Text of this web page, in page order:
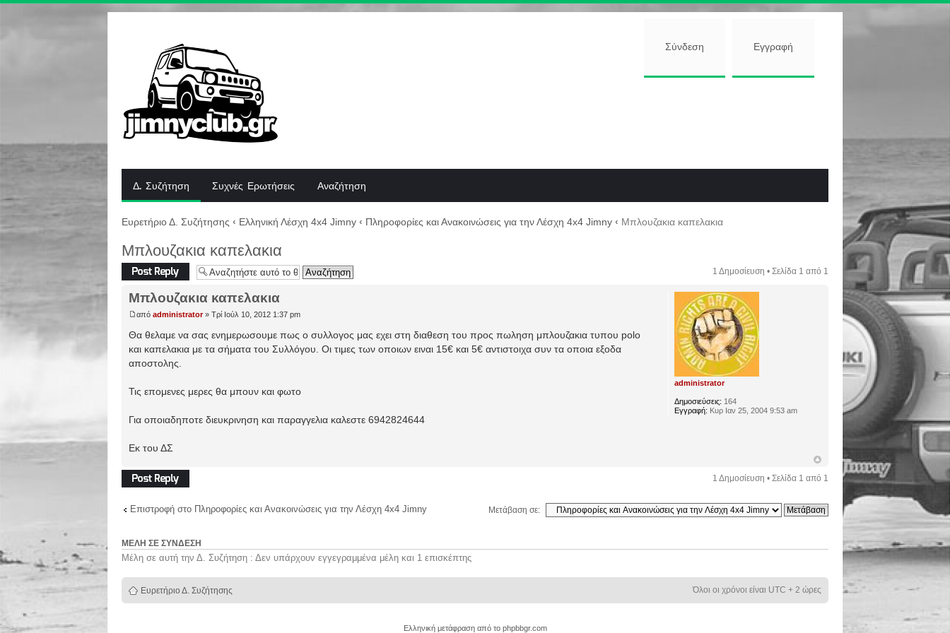
Σύνδεση Εγγραφή
Δ. Συζήτηση Συχνές Ερωτήσεις Αναζήτηση
Ευρετήριο Δ. Συζήτησης ‹ Ελληνική Λέσχη 4x4 Jimny ‹ Πληροφορίες και Ανακοινώσεις για την Λέσχη 4x4 Jimny ‹ Μπλουζακια καπελακια
Μπλουζακια καπελακια
Δημιουργία
απάντησης
1 Δημοσίευση • Σελίδα 1 από 1
Μπλουζακια καπελακια
από administrator» Τρί Ιούλ 10, 2012 1:37 pm
Θα θελαμε να σας ενημερωσουμε πως ο συλλογος μας εχει στη διαθεση του προς πωληση μπλουζακια τυπου polo
και καπελακια με τα σήματα του Συλλόγου. Οι τιμες των οποιων ειναι 15€ και 5€ αντιστοιχα συν τα οποια εξοδα
αποστολης.
Τις επομενες μερες θα μπουν και φωτο
Για οποιαδηποτε διευκρινηση και παραγγελια καλεστε 6942824644
Εκ του ΔΣ
administrator
Δημοσιεύσεις: 164
Εγγραφή: Κυρ Ιαν 25, 2004 9:53 am
Δημιουργία
απάντησης
1 Δημοσίευση • Σελίδα 1 από 1
Επιστροφή στο Πληροφορίες και Ανακοινώσεις για την Λέσχη 4x4 Jimny Μετάβαση σε:
ΜΈΛΗ ΣΕ ΣΎΝΔΕΣΗ
Μέλη σε αυτή την Δ. Συζήτηση : Δεν υπάρχουν εγγεγραμμένα μέλη και 1 επισκέπτης
Ευρετήριο Δ. Συζήτησης Όλοι οι χρόνοι είναι UTC + 2 ώρες
Ελληνική μετάφραση από το phpbbgr.com